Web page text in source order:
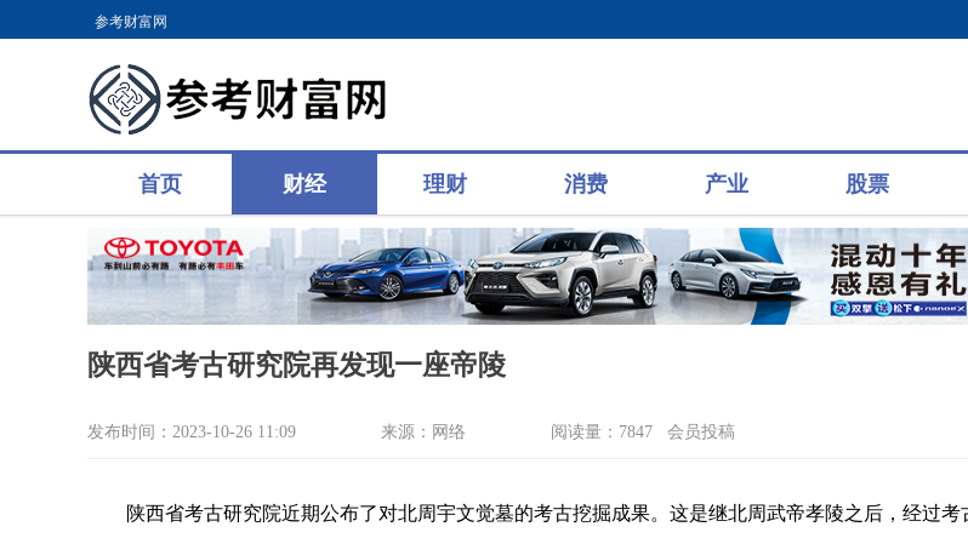
参考财富网
首页 财经 理财 消费 产业 股票
陕西省考古研究院再发现一座帝陵
发布时间：2023-10-26 11:09 来源：网络 阅读量：7847 会员投稿
陕西省考古研究院近期公布了对北周宇文觉墓的考古挖掘成果。这是继北周武帝孝陵之后，经过考